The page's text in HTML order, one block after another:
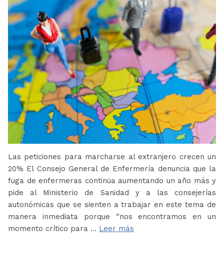
Las peticiones para marcharse al extranjero crecen un
20% El Consejo General de Enfermería denuncia que la
fuga de enfermeras continúa aumentando un año más y
pide al Ministerio de Sanidad y a las consejerías
autonómicas que se sienten a trabajar en este tema de
manera inmediata porque “nos encontramos en un
momento crítico para … Leer más